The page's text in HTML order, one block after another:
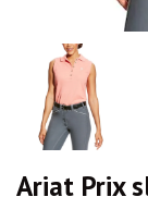
Ariat Prix